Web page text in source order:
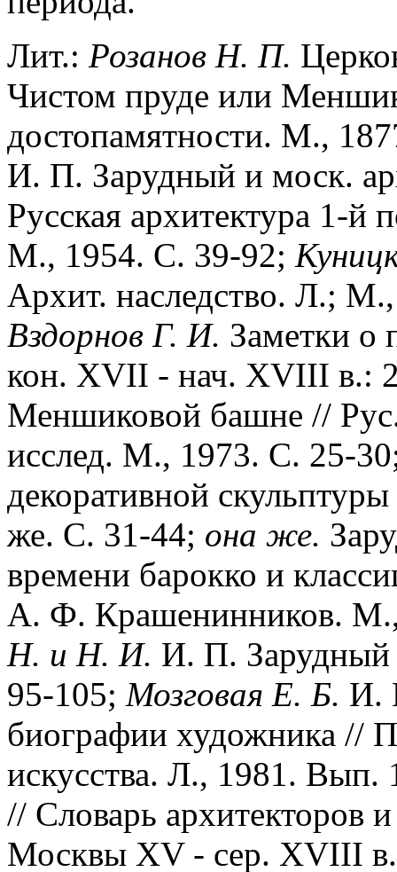
Лит.: Розанов Н. П.
Чистом пруде или
достопамятности. М.,
И. П. Зарудный и моск.
Русская архитектура 1-
М., 1954. С. 39-92;
Архит. наследство. Л.;
Вздорнов Г. И. Заметки о
кон. XVII - нач. XVIII в.:
Меншиковой башне //
исслед. М., 1973. С. 25-
декоративной
же. С. 31-44; она же.
времени барокко и
А. Ф. Крашенинников.
Н. и Н. И. И. П.
95-105; Мозговая Е. Б. И.
биографии художника //
искусства. Л., 1981.
// Словарь архитекторов
Москвы XV - сер. XVIII